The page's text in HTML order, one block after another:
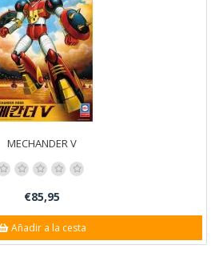
MECHANDER V
€85,95
Añadir a la cesta